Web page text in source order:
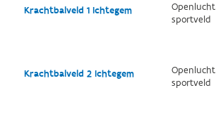
Krachtbalveld 1 Ichtegem
Openlucht
sportveld
Krachtbalveld 2 Ichtegem
Openlucht
sportveld